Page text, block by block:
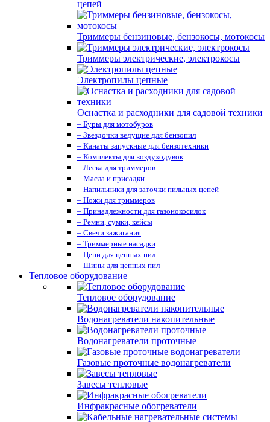
цепей
Триммеры бензиновые, бензокосы, мотокосы
Триммеры электрические, электрокосы
Электропилы цепные
Оснастка и расходники для садовой техники
– Буры для мотобуров
– Звездочки ведущие для бензопил
– Канаты запускные для бензотехники
– Комплекты для воздуходувок
– Леска для триммеров
– Масла и присадки
– Напильники для заточки пильных цепей
– Ножи для триммеров
– Принадлежности для газонокосилок
– Ремни, сумки, кейсы
– Свечи зажигания
– Триммерные насадки
– Цепи для цепных пил
– Шины для цепных пил
Тепловое оборудование
Тепловое оборудование
Водонагреватели накопительные
Водонагреватели проточные
Газовые проточные водонагреватели
Завесы тепловые
Инфракрасные обогреватели